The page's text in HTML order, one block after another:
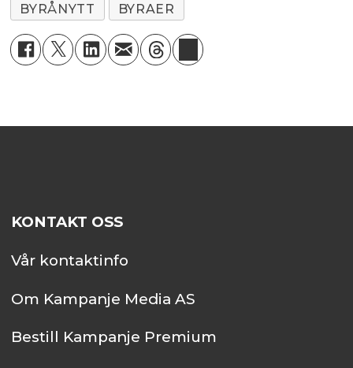
BYRÅNYTT
BYRAER
KONTAKT OSS
Vår kontaktinfo
Om Kampanje Media AS
Bestill Kampanje Premium